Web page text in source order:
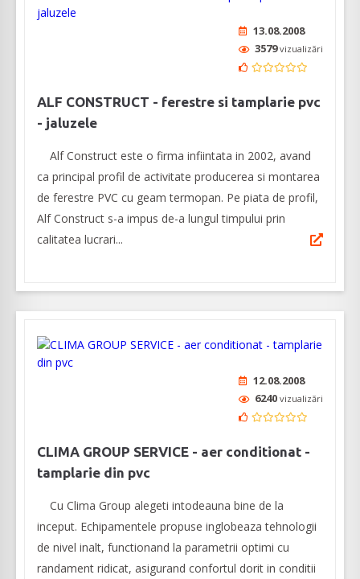
13.08.2008
3579vizualizări
ALF CONSTRUCT - ferestre si tamplarie pvc
- jaluzele
Alf Construct este o firma infiintata in 2002, avand
ca principal profil de activitate producerea si montarea
de ferestre PVC cu geam termopan. Pe piata de profil,
Alf Construct s-a impus de-a lungul timpului prin
calitatea lucrari...
12.08.2008
6240 vizualizări
CLIMA GROUP SERVICE - aer conditionat -
tamplarie din pvc
Cu Clima Group alegeti intodeauna bine de la
inceput. Echipamentele propuse inglobeaza tehnologii
de nivel inalt, functionand la parametrii optimi cu
randament ridicat, asigurand confortul dorit in conditii